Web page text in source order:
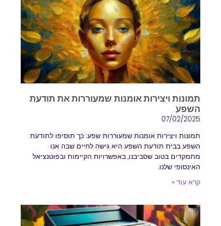
תמונות ויצירות אומנות שמעוררות את תודעת
השפע
07/02/2025
תמונות ויצירות אומנות שמעוררות שפע: כך תוסיפו לתודעת
השפע בבית תודעת השפע היא גישה לחיים שבה אנו
מתמקדים בטוב שסביבנו, באפשרויות הקיימות ובפוטנציאל
האינסופי שלנו.
קרא עוד »